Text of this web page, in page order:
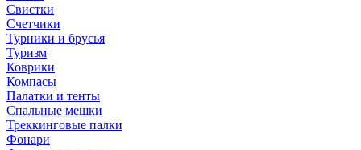
Свистки
Счетчики
Турники и брусья
Туризм
Коврики
Компасы
Палатки и тенты
Спальные мешки
Треккинговые палки
Фонари